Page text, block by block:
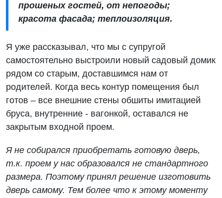
прошеных гостей, от непогоды;
красота фасада; теплоизоляция.
Я уже рассказывал, что мы с супругой
самостоятельно выстроили новый садовый домик
рядом со старым, доставшимся нам от
родителей. Когда весь контур помещения был
готов – все внешние стены обшиты имитацией
бруса, внутренние - вагонкой, оставался не
закрытым входной проем.
Я не собирался приобретать готовую дверь,
т.к. проем у нас образовался не стандартного
размера. Поэтому принял решение изготовить
дверь самому. Тем более что к этому моменту